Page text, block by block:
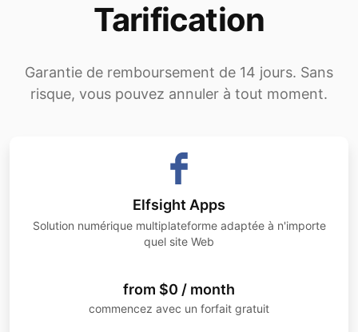
Tarification
Garantie de remboursement de 14 jours. Sans
risque, vous pouvez annuler à tout moment.
Elfsight Apps
Solution numérique multiplateforme adaptée à n'importe
quel site Web
from $0 / month
commencez avec un forfait gratuit